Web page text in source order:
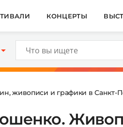
КОНЦЕРТЫ
живописи и графики в Санкт-